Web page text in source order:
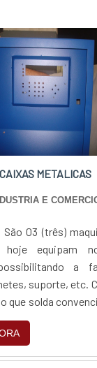
em cada
METALICAS
E
03 (três)
equipam
a
suporte, etc.
que solda
de
maquinas:
máx.: 2,0mm